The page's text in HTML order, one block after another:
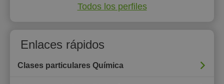
Todos los perfiles
Enlaces rápidos
Clases particulares Química